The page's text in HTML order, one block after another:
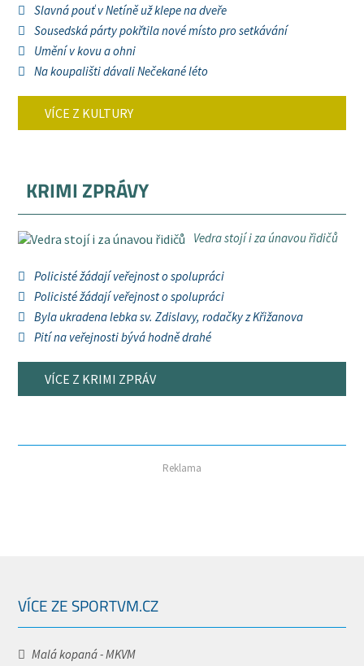
Slavná pouť v Netíně už klepe na dveře
Sousedská párty pokřtila nové místo pro setkávání
Umění v kovu a ohni
Na koupališti dávali Nečekané léto
VÍCE Z KULTURY
KRIMI ZPRÁVY
Vedra stojí i za únavou řidičů
Policisté žádají veřejnost o spolupráci
Policisté žádají veřejnost o spolupráci
Byla ukradena lebka sv. Zdislavy, rodačky z Křižanova
Pití na veřejnosti bývá hodně drahé
VÍCE Z KRIMI ZPRÁV
Reklama
VÍCE ZE SPORTVM.CZ
Malá kopaná - MKVM